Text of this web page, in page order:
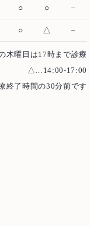
沢1F
歯）
ング
について
○ ○ −
○ △ −
木曜日は17時まで診療
△…14:00-17:00
終了時間の30分前です